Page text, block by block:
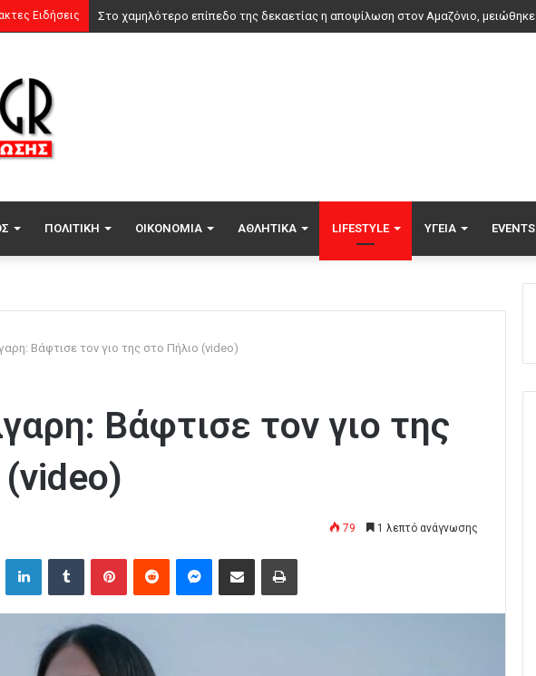
Ειδήσεις Ρωσικά πλήγματα σε Κίεβο και Μπροβαρί: Τρεις νεκροί, ανάμεσά τους ένα παιδί
ΠΟΛΙΤΙΚΉ ΟΙΚΟΝΟΜΊΑ ΑΘΛΗΤΙΚΆ LIFESTYLE ΥΓΕΊΑ EVENTS
Βάφτισε τον γιο της στο Πήλιο (video)
Βάφτισε τον γιο της
79 1 λεπτό ανάγνωσης